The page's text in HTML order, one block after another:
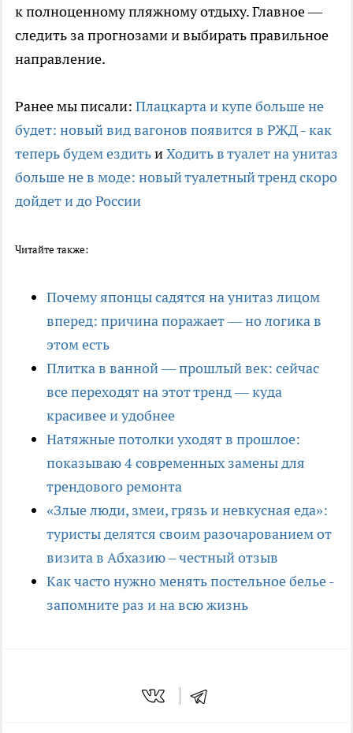
к полноценному пляжному отдыху. Главное —
следить за прогнозами и выбирать правильное
направление.
Ранее мы писали: Плацкарта и купе больше не
будет: новый вид вагонов появится в РЖД - как
теперь будем ездитьиХодить в туалет на унитаз
больше не в моде: новый туалетный тренд скоро
дойдет и до России
Читайте также:
Почему японцы садятся на унитаз лицом
вперед: причина поражает — но логика в
этом есть
Плитка в ванной — прошлый век: сейчас
все переходят на этот тренд — куда
красивее и удобнее
Натяжные потолки уходят в прошлое:
показываю 4 современных замены для
трендового ремонта
«Злые люди, змеи, грязь и невкусная еда»:
туристы делятся своим разочарованием от
визита в Абхазию – честный отзыв
Как часто нужно менять постельное белье -
запомните раз и на всю жизнь